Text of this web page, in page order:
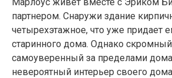
партнером. Снаружи здание
четырехэтажное, что уже придает
старинного дома. Однако
самоуверенный за пределами
невероятный интерьер своего